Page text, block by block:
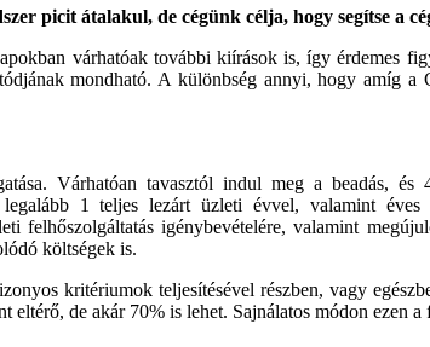
picit átalakul, de cégünk célja, hogy segítse a
várhatóak további kiírások is, így érdemes
mondható. A különbség annyi, hogy amíg
Várhatóan tavasztól indul meg a beadás,
legalább 1 teljes lezárt üzleti évvel, valamint
felhőszolgáltatás igénybevételére, valamint
költségek is.
kritériumok teljesítésével részben, vagy
de akár 70% is lehet. Sajnálatos módon ezen